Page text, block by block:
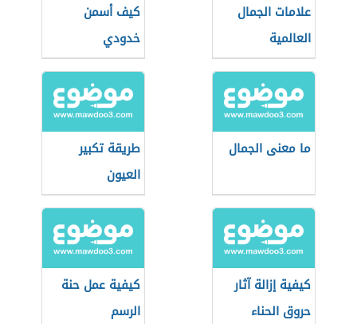
علامات الجمال
العالمية
كيف أسمن
خدودي
ما معنى الجمال
طريقة تكبير
العيون
كيفية إزالة آثار
حروق الحناء
كيفية عمل حنة
الرسم